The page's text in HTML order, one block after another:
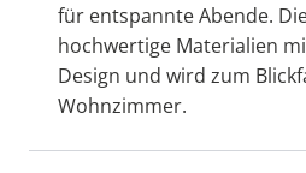
für entspannte Abende.
hochwertige Materialien
Design und wird zum
Wohnzimmer.